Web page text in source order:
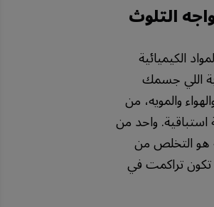
التلوث
الكيميائية
اللي جسمك
والمويه، من
واحد من
هو التخلص من
تراكمت في